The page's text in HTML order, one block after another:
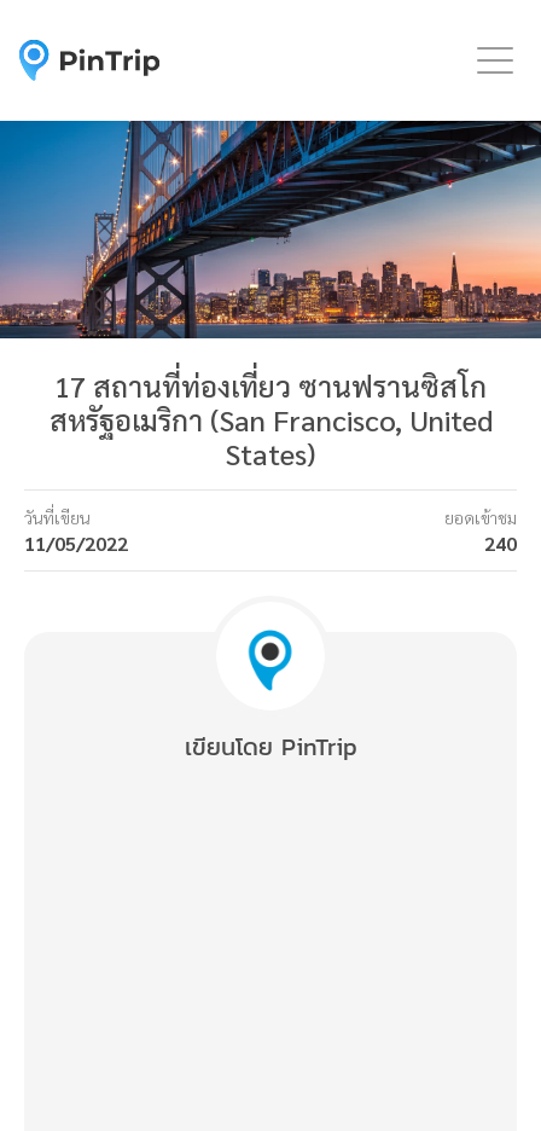
17 สถานที่ท่องเที่ยว ซานฟรานซิสโก
สหรัฐอเมริกา (San Francisco, United
States)
วันที่เขียน
11/05/2022
ยอดเข้าชม
240
เขียนโดย PinTrip